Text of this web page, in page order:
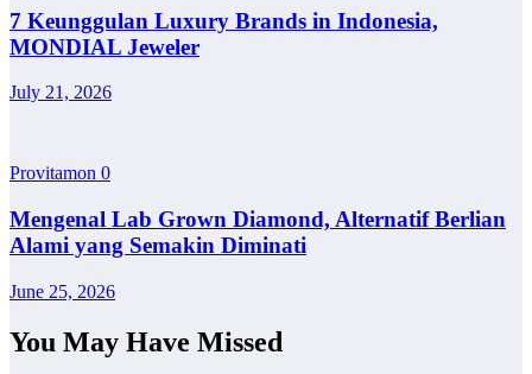
7 Keunggulan Luxury Brands in Indonesia,
MONDIAL Jeweler
July 21, 2026
Provitamon 0
Mengenal Lab Grown Diamond, Alternatif Berlian
Alami yang Semakin Diminati
June 25, 2026
You May Have Missed